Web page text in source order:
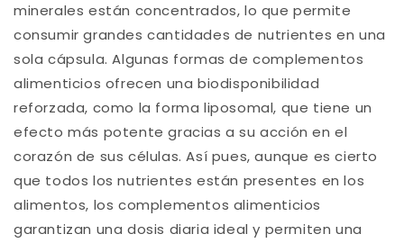
minerales están concentrados, lo que permite
consumir grandes cantidades de nutrientes en una
sola cápsula. Algunas formas de complementos
alimenticios ofrecen una biodisponibilidad
reforzada, como la forma liposomal, que tiene un
efecto más potente gracias a su acción en el
corazón de sus células. Así pues, aunque es cierto
que todos los nutrientes están presentes en los
alimentos, los complementos alimenticios
garantizan una dosis diaria ideal y permiten una